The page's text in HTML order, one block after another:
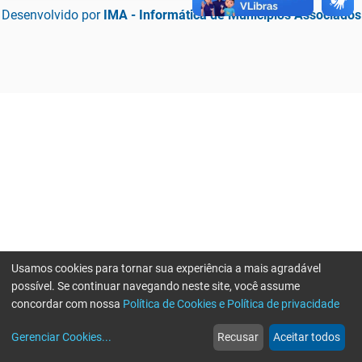
Desenvolvido por IMA - Informática de Municípios Associados
web
Notícias
more_horiz
Mais
Usamos cookies para tornar sua experiência a mais agradável
possível. Se continuar navegando neste site, você assume
concordar com nossa Política de Cookies e Política de privacidade
Gerenciar Cookies... Recusar Aceitar todos
Erro ao enviar informações, por favor tente novamente